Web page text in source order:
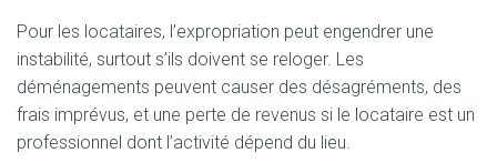
Pour les locataires, l’expropriation peut engendrer une
instabilité, surtout s’ils doivent se reloger. Les
déménagements peuvent causer des désagréments, des
frais imprévus, et une perte de revenus si le locataire est un
professionnel dont l’activité dépend du lieu.